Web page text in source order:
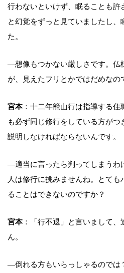
行わないといけず、眠ることも許
と幻覚をずっと見ていましたし、
た。
―想像もつかない厳しさです。仏
が、見えたフリとかではだめなの
宮本：十二年籠山行は指導する住
も必ず同じ修行をしている方がつ
説明しなければならないんです。
―適当に言ったら判ってしまうわ
人は修行に挑みませんね。とて
ることはできないのですか？
宮本：「行不退」と言いまして、
ん。
―倒れる方もいらっしゃるのでは